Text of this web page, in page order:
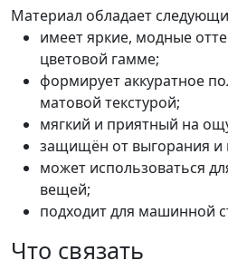
Материал обладает
имеет яркие, модные
цветовой гамме;
формирует аккуратное
матовой текстурой;
мягкий и приятный на
защищён от выгорания и
может использоваться
вещей;
подходит для машинной
Что связать